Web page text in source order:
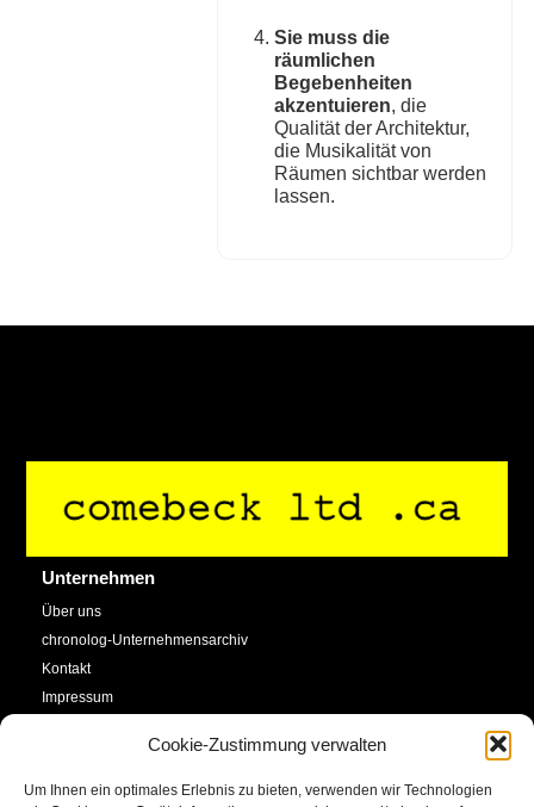
Cookie-Zustimmung verwalten
Um Ihnen ein optimales Erlebnis zu bieten, verwenden wir Technologien
Sie muss die
räumlichen
Begebenheiten
akzentuieren, die
Qualität der Architektur,
die Musikalität von
Räumen sichtbar werden
lassen.
Back
Unternehmen
Über uns
chronolog-Unternehmensarchiv
Kontakt
Impressum
Cookie-Richtlinie (EU)